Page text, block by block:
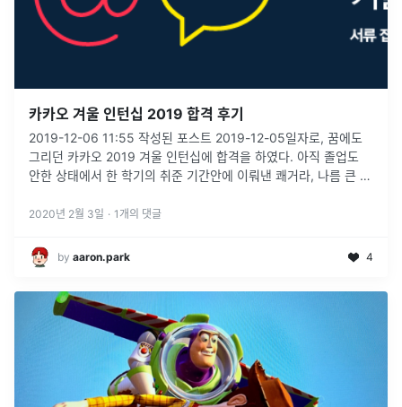
카카오 겨울 인턴십 2019 합격 후기
2019-12-06 11:55 작성된 포스트 2019-12-05일자로, 꿈에도
그리던 카카오 2019 겨울 인턴십에 합격을 하였다. 아직 졸업도
안한 상태에서 한 학기의 취준 기간안에 이뤄낸 쾌거라, 나름 큰 의
2020년 2월 3일 · 1 개의 댓글
by aaron.park 4